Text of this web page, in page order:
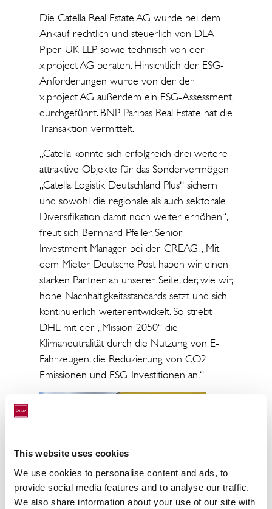
This website uses cookies
We use cookies to personalise content and ads, to
provide social media features and to analyse our traffic.
We also share information about your use of our site with
Die Catella Real Estate AG wurde bei dem
Ankauf rechtlich und steuerlich von DLA
Piper UK LLP sowie technisch von der
x.project AG beraten. Hinsichtlich der ESG-
Anforderungen wurde von der der
x.project AG außerdem ein ESG-Assessment
durchgeführt. BNP Paribas Real Estate hat die
Transaktion vermittelt.
„Catella konnte sich erfolgreich drei weitere
attraktive Objekte für das Sondervermögen
„Catella Logistik Deutschland Plus“ sichern
und sowohl die regionale als auch sektorale
Diversifikation damit noch weiter erhöhen“,
freut sich Bernhard Pfeiler, Senior
Investment Manager bei der CREAG. „Mit
dem Mieter Deutsche Post haben wir einen
starken Partner an unserer Seite, der, wie wir,
hohe Nachhaltigkeitsstandards setzt und sich
kontinuierlich weiterentwickelt. So strebt
DHL mit der „Mission 2050“ die
Klimaneutralität durch die Nutzung von E-
Fahrzeugen, die Reduzierung von CO2
Emissionen und ESG-Investitionen an.“